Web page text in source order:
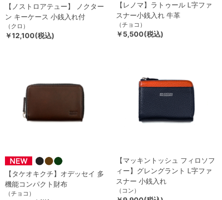
【ノストロアテュー】 ノクター
ン キーケース 小銭入れ付
（クロ）
￥12,100(税込)
【レノマ】ラトゥール L字ファ
スナー小銭入れ 牛革
（チョコ）
￥5,500(税込)
【タケオキクチ】オデッセイ 多
機能コンパクト財布
（チョコ）
【マッキントッシュ フィロソフ
ィー】グレングラント L字ファ
スナー 小銭入れ
（コン）